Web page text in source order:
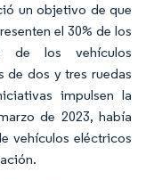
un objetivo de que
el 30% de los
de los vehículos
de dos y tres ruedas
impulsen la
de 2023, había
vehículos eléctricos